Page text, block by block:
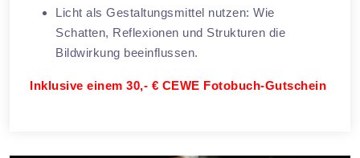
Licht als Gestaltungsmittel nutzen: Wie
Schatten, Reflexionen und Strukturen die
Bildwirkung beeinflussen.
Inklusive einem 30,- € CEWE Fotobuch-Gutschein